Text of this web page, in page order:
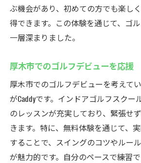
ぶ機会があり、初めての方でも楽し
得できます。この体験を通じて、ゴ
一層深まりました。
厚木市でのゴルフデビューを応援
厚木市でのゴルフデビューを考えて
がCaddyです。インドアゴルフスクー
のレッスンが充実しており、緊張せ
きます。特に、無料体験を通じて、
することで、スイングのコツやルー
が魅力的です。自分のペースで練習